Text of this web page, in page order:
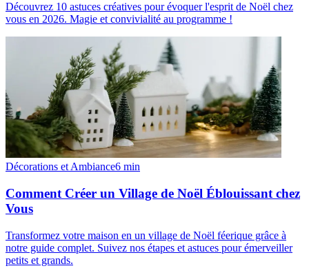
Découvrez 10 astuces créatives pour évoquer l'esprit de Noël chez
vous en 2026. Magie et convivialité au programme !
Décorations et Ambiance6 min
Comment Créer un Village de Noël Éblouissant chez
Vous
Transformez votre maison en un village de Noël féerique grâce à
notre guide complet. Suivez nos étapes et astuces pour émerveiller
petits et grands.